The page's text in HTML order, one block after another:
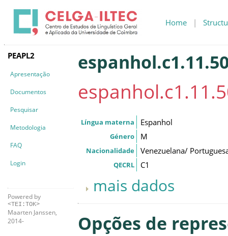
Home |
PEAPL2
Apresentação
Documentos
Pesquisar
Metodologia
FAQ
Login
Powered by
<TEI:TOK>
Maarten Janssen,
2014-
Língua materna Espanhol
Género M
Nacionalidade Venezuelana/
QECRL C1
mais dados
Opções de